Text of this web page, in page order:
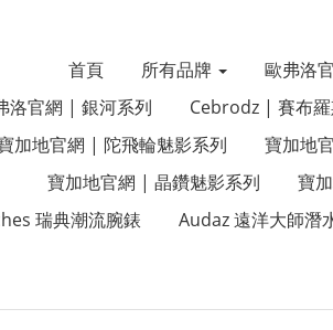
首頁 所有品牌 歐弗洛
洛官網 | 銀河系列
Cebrodz | 賽布
加地官網 | 陀飛輪魅影系列
寶加地
寶加地官網 | 晶鑽魅影系列
寶
瑞典潮流腕錶
Audaz 遠洋大師潛